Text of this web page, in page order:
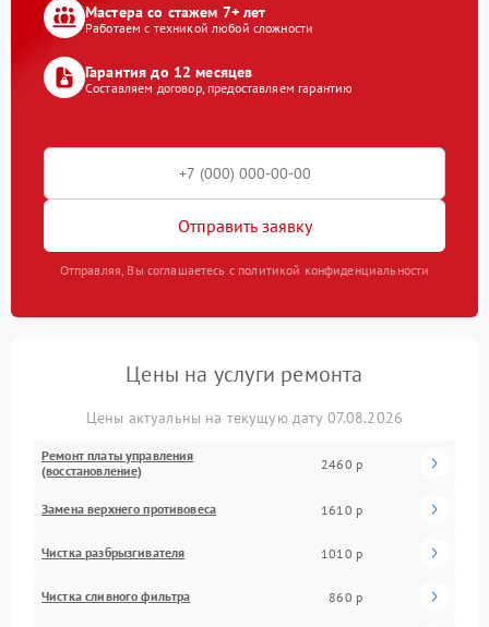
Мастера со стажем 7+ лет
Работаем с техникой любой сложности
Гарантия до 12 месяцев
Составляем договор, предоставляем гарантию
Отправить заявку
Отправляя, Вы соглашаетесь с политикой конфиденциальности
Цены на услуги ремонта
Цены актуальны на текущую дату 07.08.2026
Ремонт платы управления
(восстановление)
2460 р
Замена верхнего противовеса 1610 р
Чистка разбрызгивателя 1010 р
Чистка сливного фильтра 860 р